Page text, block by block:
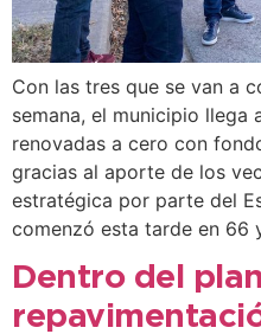
Con las tres que se van a
semana, el municipio llega
renovadas a cero con
gracias al aporte de los
estratégica por parte del
comenzó esta tarde en 66
Dentro del